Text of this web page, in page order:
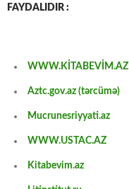
FAYDALIDIR :
WWW.KİTABEVİM.AZ
Aztc.gov.az (tərcümə)
Mucrunesriyyati.az
WWW.USTAC.AZ
Kitabevim.az